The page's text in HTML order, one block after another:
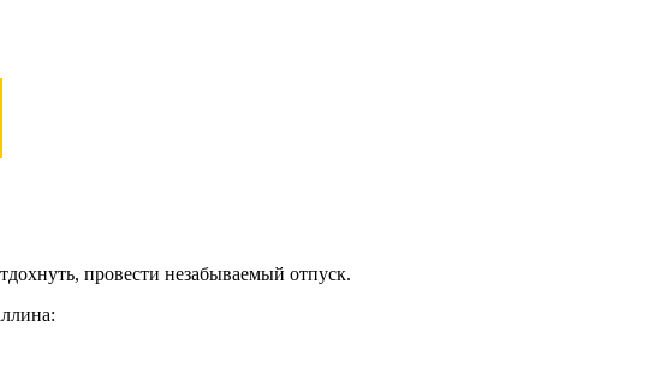
провести незабываемый отпуск.